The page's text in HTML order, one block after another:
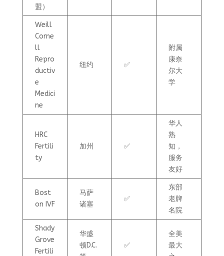
盟）
Weill
Corne
ll
Repro
ductiv
e
Medici
ne
纽约 ✅
附属
康奈
尔大
学
HRC
Fertili
ty
加州 ✅
华人
熟
知，
服务
友好
Bost
on IVF
马萨
诸塞
✅
东部
老牌
名院
Shady
Grove
Fertili
华盛
顿D.C.
✅
全美
最大